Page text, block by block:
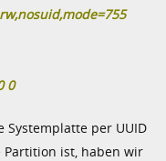
0
Systemplatte per UUID
ist, haben wir